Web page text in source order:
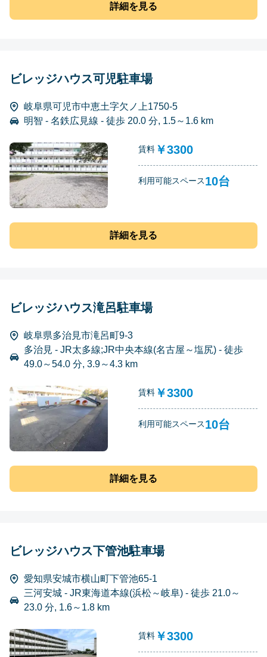
詳細を見る
ビレッジハウス可児駐車場
岐阜県可児市中恵土字欠ノ上1750-5
明智 - 名鉄広見線 - 徒歩 20.0 分, 1.5～1.6 km
賃料 ￥3300
利用可能スペース10台
詳細を見る
ビレッジハウス滝呂駐車場
岐阜県多治見市滝呂町9-3
多治見 - JR太多線;JR中央本線(名古屋～塩尻) - 徒歩
49.0～54.0 分, 3.9～4.3 km
賃料 ￥3300
利用可能スペース10台
詳細を見る
ビレッジハウス下管池駐車場
愛知県安城市横山町下管池65-1
三河安城 - JR東海道本線(浜松～岐阜) - 徒歩 21.0～
23.0 分, 1.6～1.8 km
賃料 ￥3300